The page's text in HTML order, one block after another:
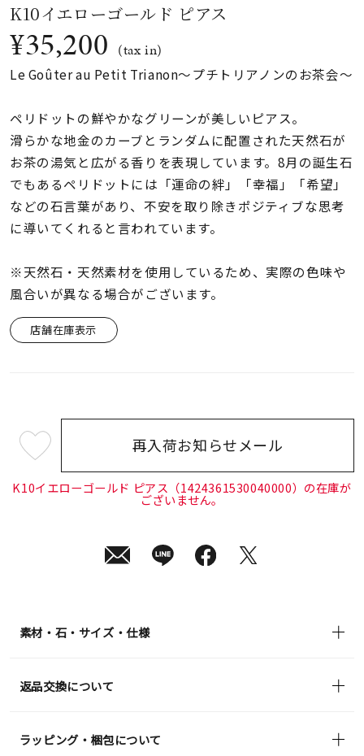
ファッションテイス
着用シーン
コレクション
レディース
リングサイズ
～
メンズ
リングサイズ
在庫ありのみ すべて表示
K10イエローゴールド ピアス
¥35,200 (tax in)
Le Goûter au Petit Trianon～プチトリアノンのお茶会～
ペリドットの鮮やかなグリーンが美しいピアス。
滑らかな地金のカーブとランダムに配置された天然石が
お茶の湯気と広がる香りを表現しています。8月の誕生石
でもあるペリドットには「運命の絆」「幸福」「希望」
などの石言葉があり、不安を取り除きポジティブな思考
に導いてくれると言われています。
※天然石・天然素材を使用しているため、実際の色味や
風合いが異なる場合がございます。
店舗在庫表示
¥35,200 (tax
in)
再入荷お知らせメール
K10イエローゴールド ピアス（1424361530040000）の在庫が
ございません。
素材・石・サイズ・仕様
返品交換について
ラッピング・梱包について